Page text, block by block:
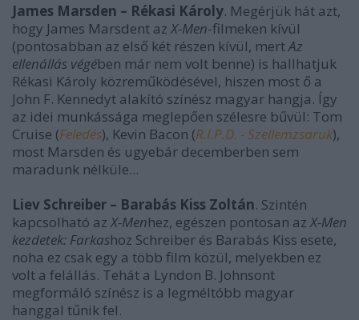
James Marsden – Rékasi Károly. Megérjük hát azt,
hogy James Marsdent azX-Men-filmeken kívül
(pontosabban az első két részen kívül, mertAz
ellenállás végében már nem volt benne) is hallhatjuk
Rékasi Károly közreműködésével, hiszen most ő a
John F. Kennedyt alakító színész magyar hangja. Így
az idei munkássága meglepően szélesre bűvül: Tom
Cruise (Feledés), Kevin Bacon (R.I.P.D. - Szellemzsaruk),
most Marsden és ugyebár decemberben sem
maradunk nélküle...
Liev Schreiber – Barabás Kiss Zoltán. Szintén
kapcsolható azX-Menhez, egészen pontosan azX-Men
kezdetek: Farkashoz Schreiber és Barabás Kiss esete,
noha ez csak egy a több film közül, melyekben ez
volt a felállás. Tehát a Lyndon B. Johnsont
megformáló színész is a legméltóbb magyar
hanggal tűnik fel.